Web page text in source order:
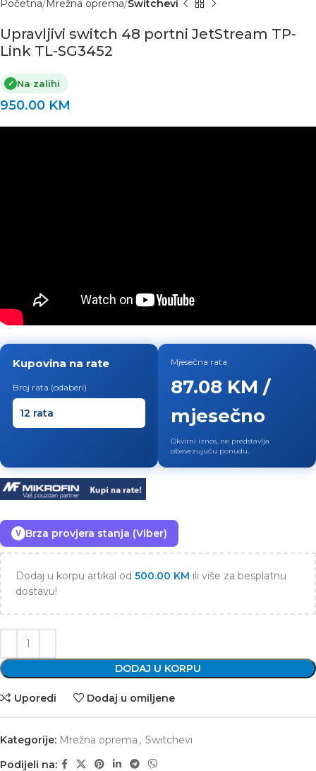
Početna Mrežna oprema Switchevi
Upravljivi switch 48 portni JetStream TP-
Link TL-SG3452
✓ Na zalihi
950.00 KM
Kupovina na rate
Broj rata (odaberi)
Mjesečna rata
87.08 KM /
mjesečno
Okvirni iznos, ne predstavlja
obavezujuću ponudu.
V Brza provjera stanja (Viber)
Dodaj u korpu artikal od 500.00 KM ili više za besplatnu
dostavu!
DODAJ U KORPU
Uporedi Dodaj u omiljene
Kategorije: Mrežna oprema , Switchevi
Podijeli na: